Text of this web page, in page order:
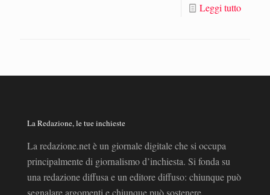
Leggi tutto
La Redazione, le tue inchieste
La redazione.net è un giornale digitale che si occupa
principalmente di giornalismo d’inchiesta. Si fonda su
una redazione diffusa e un editore diffuso: chiunque può
segnalare argomenti e chiunque può sostenere